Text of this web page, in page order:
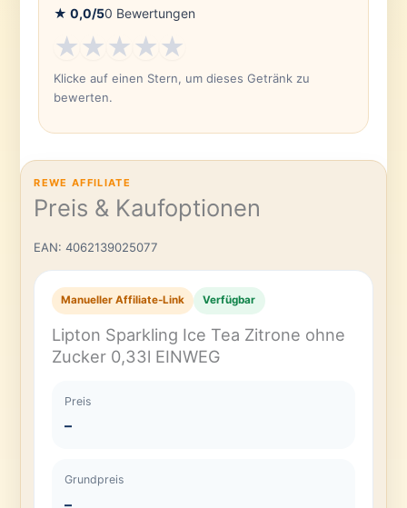
★ 0,0/50 Bewertungen
★★★★★
Klicke auf einen Stern, um dieses Getränk zu
bewerten.
REWE AFFILIATE
Preis & Kaufoptionen
EAN: 4062139025077
Manueller Affiliate-Link Verfügbar
Lipton Sparkling Ice Tea Zitrone ohne
Zucker 0,33l EINWEG
Preis
–
Grundpreis
–